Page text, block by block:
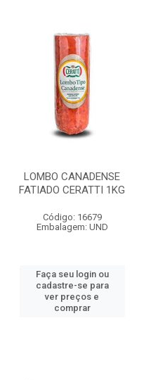
LOMBO CANADENSE
FATIADO CERATTI 1KG
Código: 16679
Embalagem: UND
Faça seu login ou
cadastre-se para
ver preços e
comprar